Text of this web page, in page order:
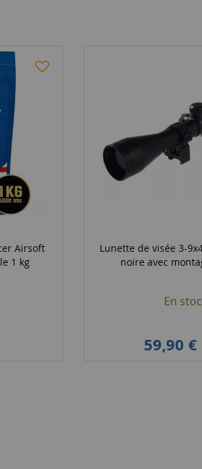
Airsoft
1 kg
Lunette de visée 3-
noire avec
En
59,90 €